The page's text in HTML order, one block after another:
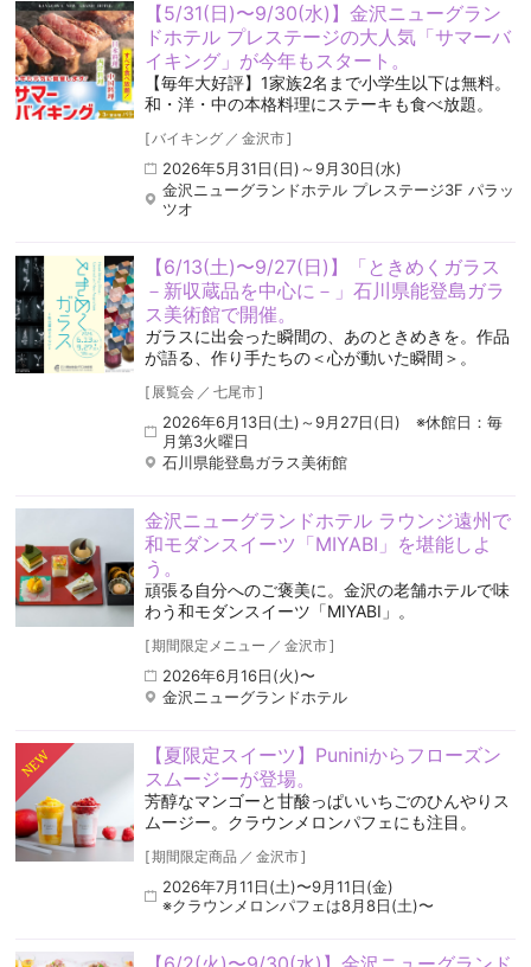
【5/31(日)〜9/30(水)】金沢ニューグラン
ドホテル プレステージの大人気「サマーバ
イキング」が今年もスタート。
【毎年大好評】1家族2名まで小学生以下は無料。
和・洋・中の本格料理にステーキも食べ放題。
[バイキング ／ 金沢市]
2026年5月31日(日)～9月30日(水)
金沢ニューグランドホテル プレステージ3F パラッ
ツオ
【6/13(土)〜9/27(日)】「ときめくガラス
－新収蔵品を中心に－」石川県能登島ガラ
ス美術館で開催。
ガラスに出会った瞬間の、あのときめきを。作品
が語る、作り手たちの＜心が動いた瞬間＞。
[ 展覧会 ／ 七尾市]
2026年6月13日(土)～9月27日(日) ※休館日：毎
月第3火曜日
石川県能登島ガラス美術館
金沢ニューグランドホテル ラウンジ遠州で
和モダンスイーツ「MIYABI」を堪能しよ
う。
頑張る自分へのご褒美に。金沢の老舗ホテルで味
わう和モダンスイーツ「MIYABI」。
[期間限定メニュー ／ 金沢市]
2026年6月16日(火)〜
金沢ニューグランドホテル
NEW
【夏限定スイーツ】Puniniからフローズン
スムージーが登場。
芳醇なマンゴーと甘酸っぱいいちごのひんやりス
ムージー。クラウンメロンパフェにも注目。
[期間限定商品 ／ 金沢市]
2026年7月11日(土)〜9月11日(金)
※クラウンメロンパフェは8月8日(土)〜